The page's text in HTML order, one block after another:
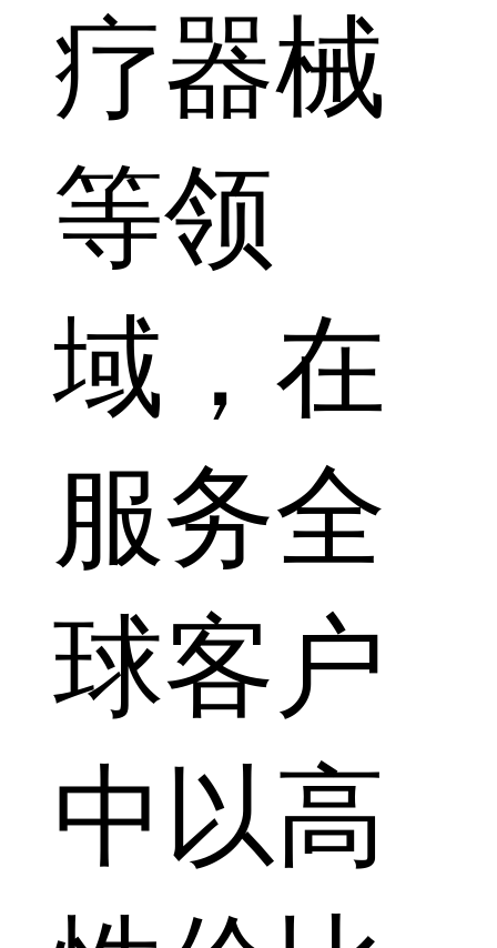
疗器械
等领
域，在
服务全
球客户
中以高